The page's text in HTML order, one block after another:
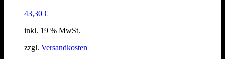
43,30 €
inkl. 19 % MwSt.
zzgl. Versandkosten